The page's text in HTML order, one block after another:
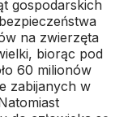
gospodarskich
na zwierzęta
biorąc pod
60 milionów
zabijanych w